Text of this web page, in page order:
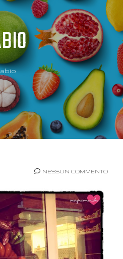
NESSUN COMMENTO